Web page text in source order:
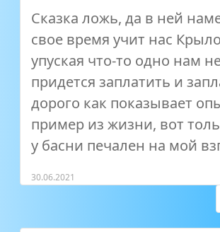
Сказка ложь, да в ней
свое время учит нас
упуская что-то одно нам
придется заплатить и
дорого как показывает
пример из жизни, вот
у басни печален на мой
30.06.2021